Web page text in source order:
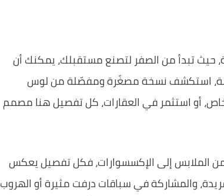
حيث تبدأ من الصفر لتصنع مستقبلك، يمكنك أن
استكشف نسخة مصغّرة ومفصّلة من لوس
أو استثمر في العقارات، كل تفصيل هنا مصمم
الملابس إلى الإكسسوارات، فكل تفصيل يعكس
والمشاركة في سباقات درفت مثيرة أو الهروب